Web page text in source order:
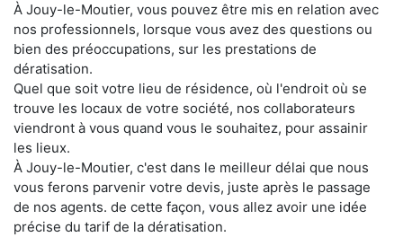
À Jouy-le-Moutier, vous pouvez être mis en relation avec
nos professionnels, lorsque vous avez des questions ou
bien des préoccupations, sur les prestations de
dératisation.
Quel que soit votre lieu de résidence, où l'endroit où se
trouve les locaux de votre société, nos collaborateurs
viendront à vous quand vous le souhaitez, pour assainir
les lieux.
À Jouy-le-Moutier, c'est dans le meilleur délai que nous
vous ferons parvenir votre devis, juste après le passage
de nos agents. de cette façon, vous allez avoir une idée
précise du tarif de la dératisation.